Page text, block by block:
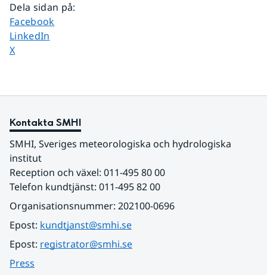
Dela sidan på:
Dela sidan på
Facebook
Dela sidan på
LinkedIn
Dela sidan på
X
Kontakta SMHI
SMHI, Sveriges meteorologiska och hydrologiska
institut
Reception och växel: 011-495 80 00
Telefon kundtjänst: 011-495 82 00
Organisationsnummer: 202100-0696
Epost: kundtjanst@smhi.se
Epost: registrator@smhi.se
Press